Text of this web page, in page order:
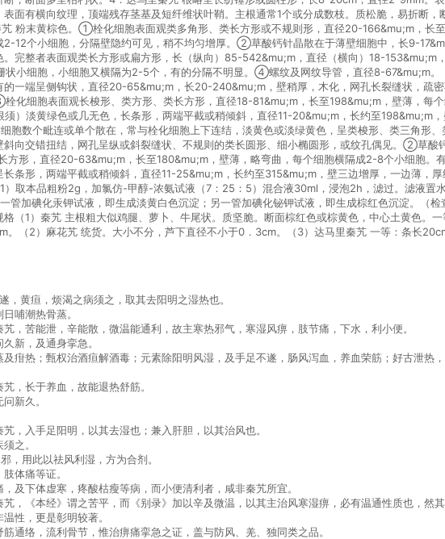
面有横向纹理，顶端残存茎基及短纤维状叶鞘。主根通常1个或分成数枝。质松脆，易折断
粉末黄棕色。①栓化细胞表面观类多角形、类长方形或不规则形，直径20-166&mu;m，长
2-12个小细胞，分隔壁隐约可见，稍不均匀增厚。②草酸钙针晶散在于薄壁细胞中，长9-
。完整者表面观类长方形或扁方形，长（纵向）85-542&mu;m，直径（横向）18-153&mu;m
状小细胞，小细胞又横隔为2-5个，有的分隔不明显。④螺纹及网纹导管，直径8-67&mu;m
的一端呈侧钩状，直径20-65&mu;m，长20-240&mu;m，壁稍厚，木化，网孔长裂缝状，
化细胞表面观长梭形、类方形、类长方形，直径18-81&mu;m，长至198&mu;m，壁薄，每
）淡黄绿色或几无色，长条形，两端平截或稍倾斜，直径11-20&mu;m，长约至198&mu;m
数个毗连或单个散在，常与栓化细胞上下连结，淡黄色或淡绿黄色，呈类梭形、类三角形
斜向交错扭结，网孔呈纵或斜裂缝状、不规则的类长圆形、细小椭圆形，或纹孔偶见。②草酸
形，直径20-63&mu;m，长至180&mu;m，壁薄，略弯曲，每个细胞横隔成2-8个小细胞
条形，两端平截或稍倾斜，直径11-25&mu;m，长约至315&mu;m，壁三边增厚，一边薄，
）取本品粗粉2g，加氯仿-甲醇-浓氨试液（7：25：5）混合液30ml，浸泡2h，滤过。滤液置
管加碘化汞钾试液，即生成淡黄白色沉淀；另一管加碘化铋钾试液，即生成棕红色沉淀。（
（1）秦艽 主根粗大似鸡腿、萝卜、牛尾状。质坚脆。断面棕红色或棕黄色，中心土黄色。
。（2）麻花艽 统货。大小不分，芦下直径不小于0．3cm。（3）达马里秦艽 一等：条长
黄疸，烦渴之病须之，取其去阳明之湿热也。
哺潮热骨蒸。
苦能泄，辛能散，微温能通利，故主寒热邪气，寒湿风痹，肢节痛，下水，利小便。
新，及通身挛急。
疳热；甄权治酒疸解酒毒；元素除阳明风湿，及手足不遂，肠风泻血，养血荣筋；好古泄热，
长于养血，故能退热舒筋。
新久。
入手足阳明，以其去湿也；兼入肝胆，以其治风也。
之。
用此以祛风利湿，方为合剂。
体痛等证。
及下体虚寒，疼酸枯瘦等病，而小便清利者，咸非秦艽所宜。
《本经》谓之苦平，而《别录》加以辛及微温，以其主治风寒湿痹，必有温通性质也，然其
性，更是彰明较著。
通络，流利骨节，惟治痹痛挛急之证，盖与防风、羌、独同类之品。